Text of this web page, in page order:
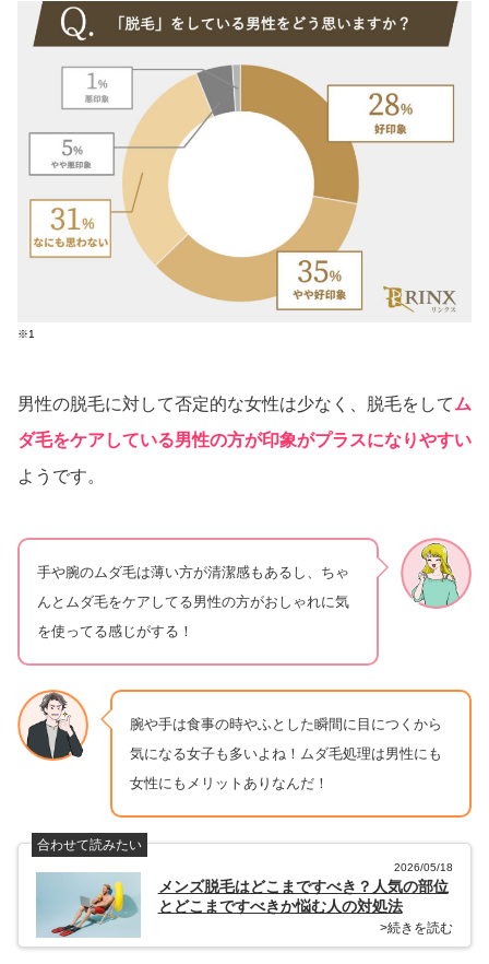
※1
男性の脱毛に対して否定的な女性は少なく、脱毛をしてム
ダ毛をケアしている男性の方が印象がプラスになりやすい
ようです。
手や腕のムダ毛は薄い方が清潔感もあるし、ちゃ
んとムダ毛をケアしてる男性の方がおしゃれに気
を使ってる感じがする！
腕や手は食事の時やふとした瞬間に目につくから
気になる女子も多いよね！ムダ毛処理は男性にも
女性にもメリットありなんだ！
合わせて読みたい
2026/05/18
メンズ脱毛はどこまですべき？人気の部位
とどこまですべきか悩む人の対処法
>続きを読む